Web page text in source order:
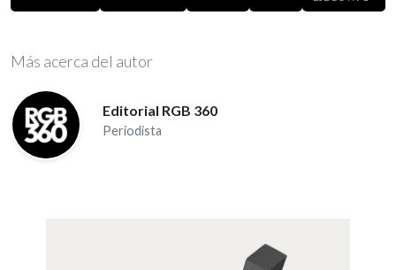
Más acerca del autor
Editorial RGB 360
Periodista